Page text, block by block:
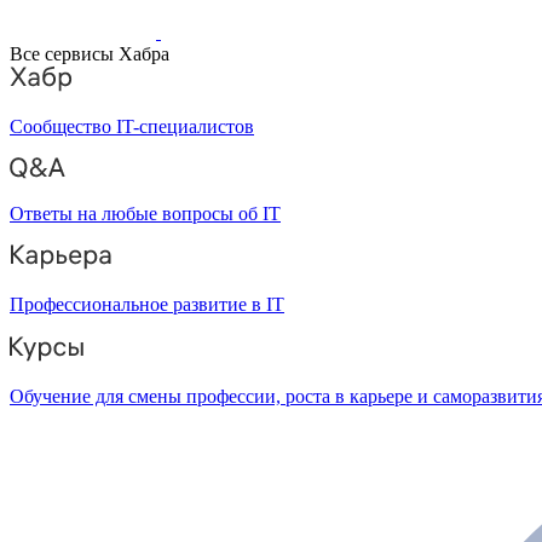
Все сервисы Хабра
Сообщество IT-специалистов
Ответы на любые вопросы об IT
Профессиональное развитие в IT
Обучение для смены профессии, роста в карьере и